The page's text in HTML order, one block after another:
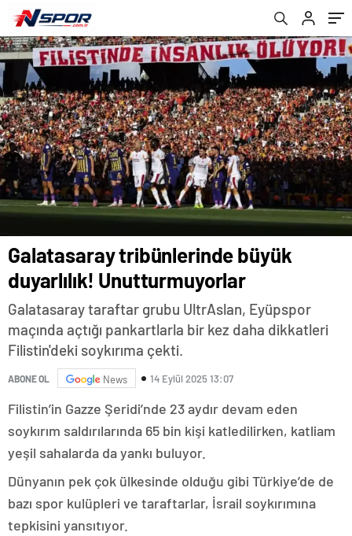
Galatasaray tribünlerinde büyük
duyarlılık! Unutturmuyorlar
Galatasaray taraftar grubu UltrAslan, Eyüpspor
maçında açtığı pankartlarla bir kez daha dikkatleri
Filistin'deki soykırıma çekti.
ABONE OL News 14 Eylül 2025 13:07
Filistin’in Gazze Şeridi’nde 23 aydır devam eden
soykırım saldırılarında 65 bin kişi katledilirken, katliam
yeşil sahalarda da yankı buluyor.
Dünyanın pek çok ülkesinde olduğu gibi Türkiye’de de
bazı spor kulüpleri ve taraftarlar, İsrail soykırımına
tepkisini yansıtıyor.